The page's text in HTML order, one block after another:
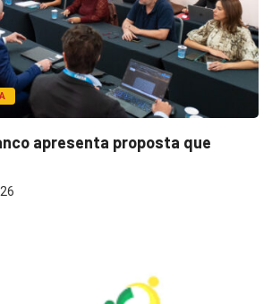
apresenta proposta que